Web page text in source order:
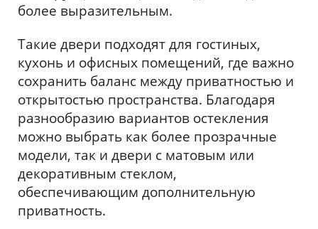
более выразительным.
Такие двери подходят для гостиных,
кухонь и офисных помещений, где важно
сохранить баланс между приватностью и
открытостью пространства. Благодаря
разнообразию вариантов остекления
можно выбрать как более прозрачные
модели, так и двери с матовым или
декоративным стеклом,
обеспечивающим дополнительную
приватность.